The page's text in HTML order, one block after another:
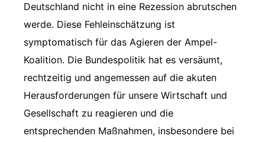
Deutschland nicht in eine Rezession abrutschen
werde. Diese Fehleinschätzung ist
symptomatisch für das Agieren der Ampel-
Koalition. Die Bundespolitik hat es versäumt,
rechtzeitig und angemessen auf die akuten
Herausforderungen für unsere Wirtschaft und
Gesellschaft zu reagieren und die
entsprechenden Maßnahmen, insbesondere bei